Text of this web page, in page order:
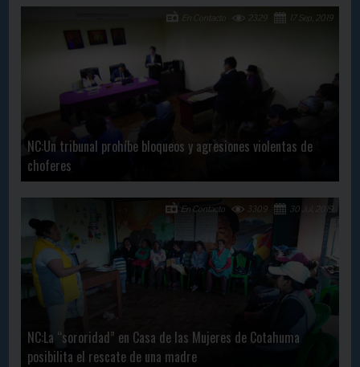
NC:Un tribunal prohíbe bloqueos y agresiones violentas de
choferes
17 Sep, 2019
2329
En Contacto
NC:La “sororidad” en Casa de las Mujeres de Cotahuma
posibilita el rescate de una madre
30 Jul, 2019
3309
En Contacto